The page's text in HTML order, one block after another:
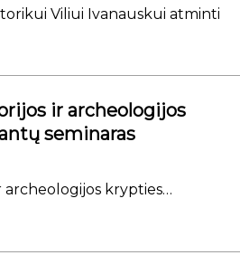
Viliui Ivanauskui atminti
ir archeologijos
seminaras
archeologijos krypties